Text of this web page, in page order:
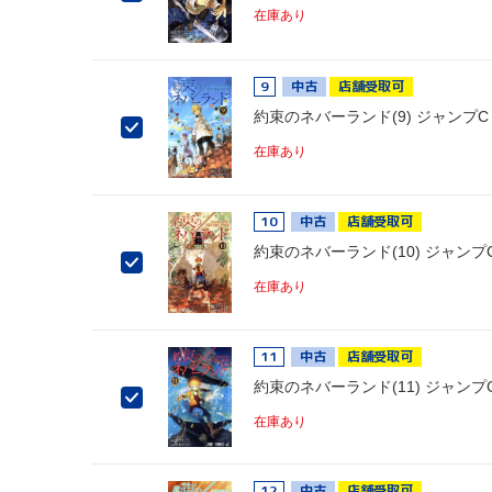
在庫あり
9 中古 店舗受取可
約束のネバーランド(9) ジャンプC
在庫あり
10 中古 店舗受取可
約束のネバーランド(10) ジャンプ
在庫あり
11 中古 店舗受取可
約束のネバーランド(11) ジャンプ
在庫あり